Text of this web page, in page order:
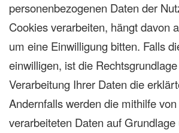
personenbezogenen Daten der
Cookies verarbeiten, hängt davon
um eine Einwilligung bitten. Falls
einwilligen, ist die
Verarbeitung Ihrer Daten die
Andernfalls werden die mithilfe
verarbeiteten Daten auf Grundlage